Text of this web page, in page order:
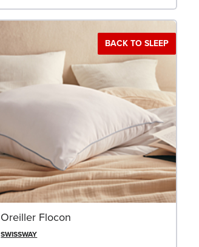
BACK TO SLEEP
Oreiller Flocon
SWISSWAY